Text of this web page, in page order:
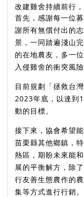
改建雞舍持續前行
首先，感謝每一位
謝所有無償付出的
景，一同踏遍淺山
的在地農友，多一
入侵雞舍的衝突風險
目前規劃「拯救台
2023年底，以達到
動的目標。
接下來，協會希望
苗栗縣其他鄉鎮，
熱區，期盼未來能
展的平衡解方，除
行友善生態農作的
集等方式進行行銷。